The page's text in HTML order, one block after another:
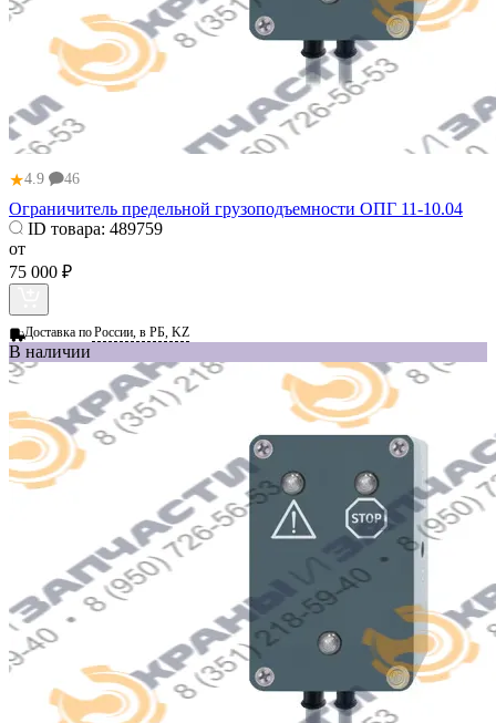
★4.9 46
Ограничитель предельной грузоподъемности ОПГ 11-10.04
ID товара: 489759
от
75 000 ₽
Доставка поРоссии, в РБ, KZ
В наличии